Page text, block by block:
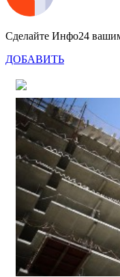
Сделайте Инфо24
ДОБАВИТЬ